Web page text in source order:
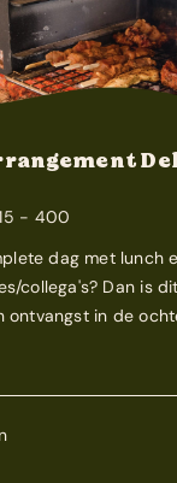
- 400
dag met lunch
collega's? Dan is
ontvangst in de